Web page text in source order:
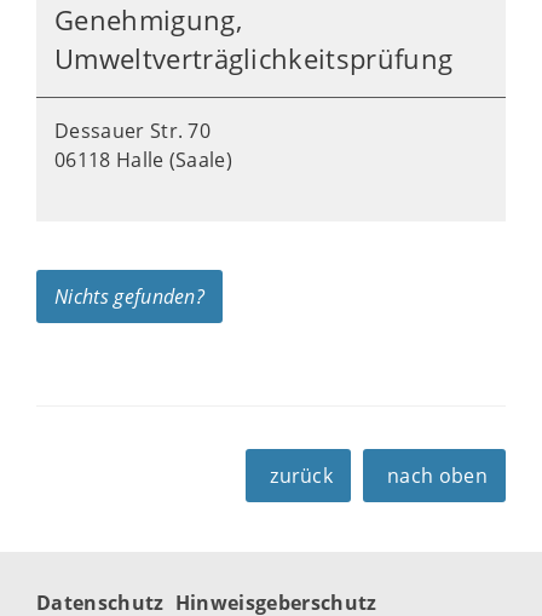
Genehmigung,
Umweltverträglichkeitsprüfung
Dessauer Str. 70
06118 Halle (Saale)
Nichts gefunden?
zurück nach oben
Datenschutz Hinweisgeberschutz